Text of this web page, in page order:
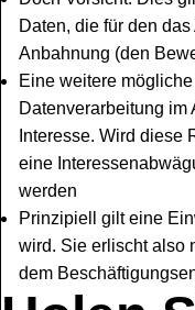
Daten, die für den
Anbahnung (den
Eine weitere
Datenverarbeitung im
Interesse. Wird diese
eine
werden
Prinzipiell gilt eine
wird. Sie erlischt also
dem